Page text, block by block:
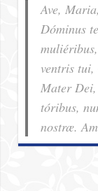
Ave,
Dóminus
ventris tui,
Mater
tóribus,
nostræ.